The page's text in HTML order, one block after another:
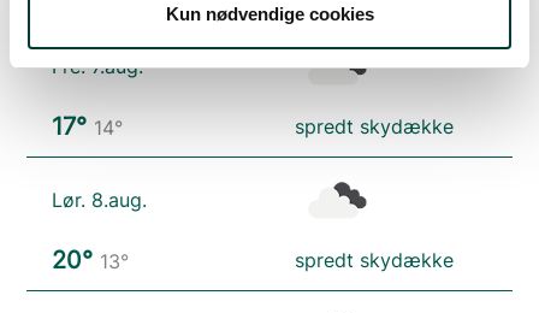
Kun nødvendige cookies
Fre. 7.aug.
17° 14° spredt skydække
Lør. 8.aug.
20° 13° spredt skydække